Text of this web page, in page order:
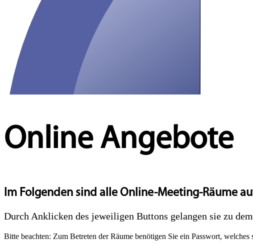
Online Angebote
Im Folgenden sind alle Online-Meeting-Räume
Durch Anklicken des jeweiligen Buttons gelangen sie zu
Bitte beachten: Zum Betreten der Räume benötigen Sie ein Passwort,